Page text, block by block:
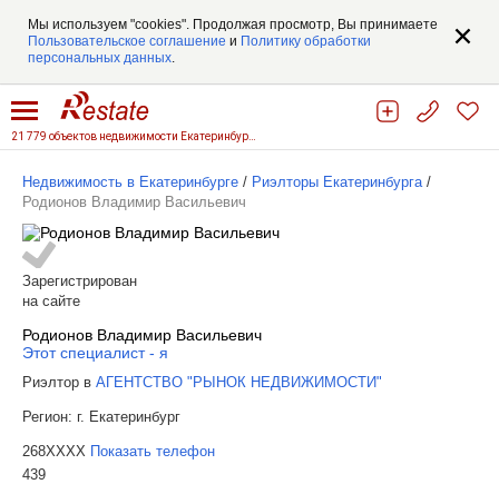
Мы используем "cookies". Продолжая просмотр, Вы принимаете
Пользовательское соглашение и Политику обработки
персональных данных.
Недвижимость в Екатеринбурге / Риэлторы Екатеринбурга /
Родионов Владимир Васильевич
Зарегистрирован
на сайте
Родионов Владимир Васильевич
Этот специалист - я
Риэлтор в АГЕНТСТВО "РЫНОК НЕДВИЖИМОСТИ"
Регион: г. Екатеринбург
268XXXX Показать телефон
439